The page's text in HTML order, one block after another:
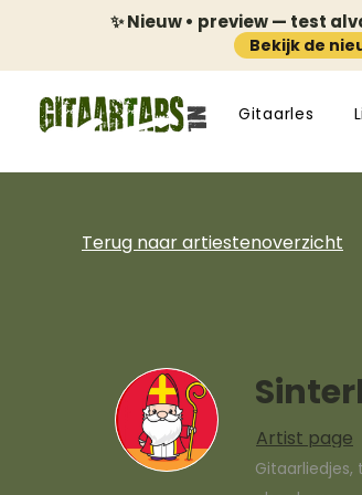
✨ Nieuw • preview — test
Bekijk de
Gitaarles
Terug naar artiestenoverzicht
Artist page